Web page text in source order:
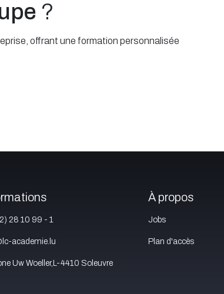
?
offrant une formation personnalisée
28 10 99 - 1
academie.lu
Uw Woeller,L-4410 Soleuvre
À propos
Jobs
Plan d'accès